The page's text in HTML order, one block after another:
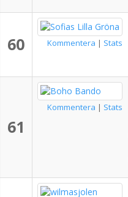
60 Kommentera | Stats
61
Kommentera | Stats